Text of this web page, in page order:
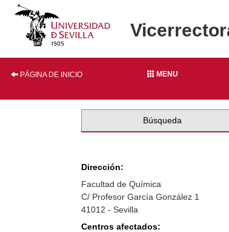
PÁGINA DE INICIO MENU
Búsqueda
Dirección:
Facultad de Química
C/ Profesor García González 1
41012 - Sevilla
Centros afectados: